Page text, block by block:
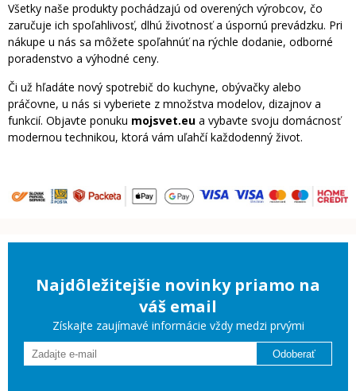
Všetky naše produkty pochádzajú od overených výrobcov, čo
zaručuje ich spoľahlivosť, dlhú životnosť a úspornú prevádzku. Pri
nákupe u nás sa môžete spoľahnúť na rýchle dodanie, odborné
poradenstvo a výhodné ceny.
Či už hľadáte nový spotrebič do kuchyne, obývačky alebo
práčovne, u nás si vyberiete z množstva modelov, dizajnov a
funkcií. Objavte ponuku mojsvet.eu a vybavte svoju domácnosť
modernou technikou, ktorá vám uľahčí každodenný život.
Najdôležitejšie novinky priamo na
váš email
Získajte zaujímavé informácie vždy medzi prvými
Odoberať